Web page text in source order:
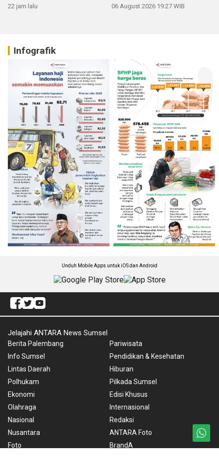
22 jam lalu 06 August 2026 19:27 WIB
Infografik
Unduh Mobile Apps untuk iOS dan Android
Jelajahi ANTARA News Sumsel
Berita Palembang
Info Sumsel
Lintas Daerah
Polhukam
Ekonomi
Olahraga
Nasional
Nusantara
Foto
Pariwisata
Pendidikan & Kesehatan
Hiburan
Pilkada Sumsel
Edisi Khusus
Internasional
Redaksi
ANTARA Foto
BrandA